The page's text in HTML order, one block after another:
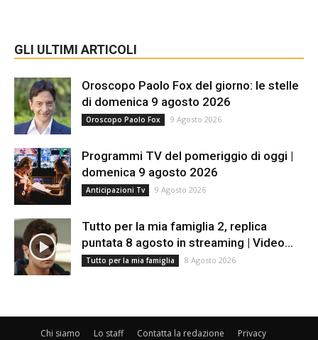
GLI ULTIMI ARTICOLI
Oroscopo Paolo Fox del giorno: le stelle
di domenica 9 agosto 2026
Oroscopo Paolo Fox 9 Agosto 2026
Programmi TV del pomeriggio di oggi |
domenica 9 agosto 2026
Anticipazioni Tv 9 Agosto 2026
Tutto per la mia famiglia 2, replica
puntata 8 agosto in streaming | Video...
Tutto per la mia famiglia 8 Agosto 2026
Chi siamo Lo staff Contatta la redazione Privacy